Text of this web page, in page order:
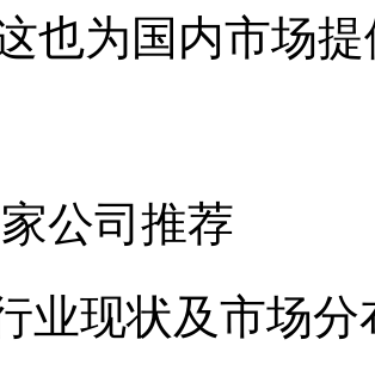
也为国内市场
公司推荐
业现状及市场